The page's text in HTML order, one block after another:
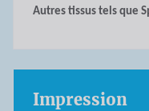
Autres tissus tels que
Impression